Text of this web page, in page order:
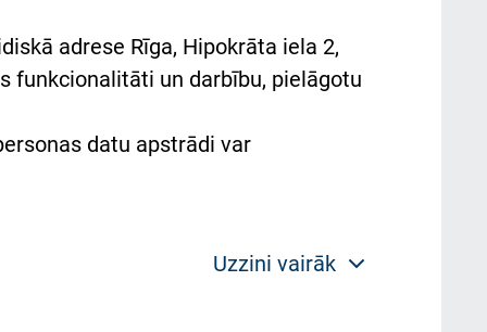
adrese Rīga, Hipokrāta iela 2,
funkcionalitāti un darbību, pielāgotu
datu apstrādi var
Uzzini vairāk